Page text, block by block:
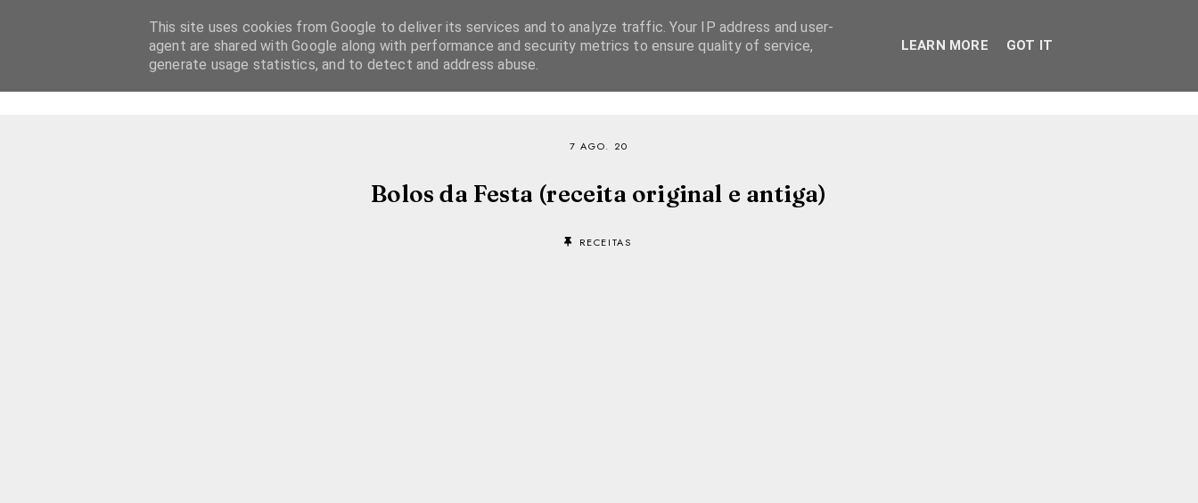
SOBRE RECEITAS
7 AGO. 20
Bolos da Festa (receita original e antiga)
RECEITAS
This site uses cookies from Google to deliver its services and to analyze traffic. Your IP address and user-
agent are shared with Google along with performance and security metrics to ensure quality of service,
generate usage statistics, and to detect and address abuse.
LEARN MORE GOT IT